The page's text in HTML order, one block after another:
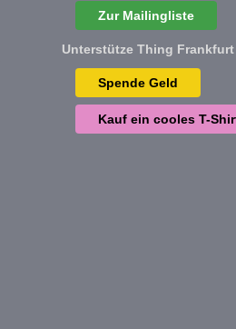
Zur Mailingliste
Unterstütze Thing Frankfurt
Spende Geld
Kauf ein cooles T-